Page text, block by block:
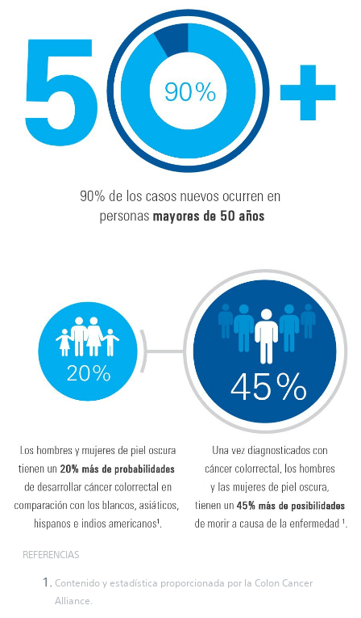
REFERENCIAS
Contenido y estadística proporcionada por la Colon Cancer
Alliance.